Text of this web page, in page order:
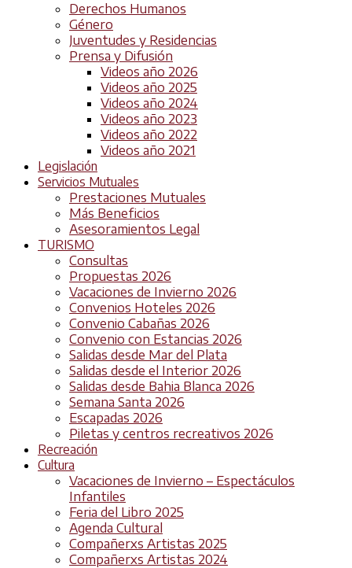
Derechos Humanos
Género
Juventudes y Residencias
Prensa y Difusión
Videos año 2026
Videos año 2025
Videos año 2024
Videos año 2023
Videos año 2022
Videos año 2021
Legislación
Servicios Mutuales
Prestaciones Mutuales
Más Beneficios
Asesoramientos Legal
TURISMO
Consultas
Propuestas 2026
Vacaciones de Invierno 2026
Convenios Hoteles 2026
Convenio Cabañas 2026
Convenio con Estancias 2026
Salidas desde Mar del Plata
Salidas desde el Interior 2026
Salidas desde Bahia Blanca 2026
Semana Santa 2026
Escapadas 2026
Piletas y centros recreativos 2026
Recreación
Cultura
Vacaciones de Invierno – Espectáculos
Infantiles
Feria del Libro 2025
Agenda Cultural
Compañerxs Artistas 2025
Compañerxs Artistas 2024